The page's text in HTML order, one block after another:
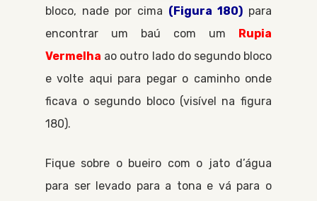
bloco, nade por cima (Figura 180)para
encontrar um baú com um Rupia
Vermelha ao outro lado do segundo bloco
e volte aqui para pegar o caminho onde
ficava o segundo bloco (visível na figura
180).
Fique sobre o bueiro com o jato d’água
para ser levado para a tona e vá para o